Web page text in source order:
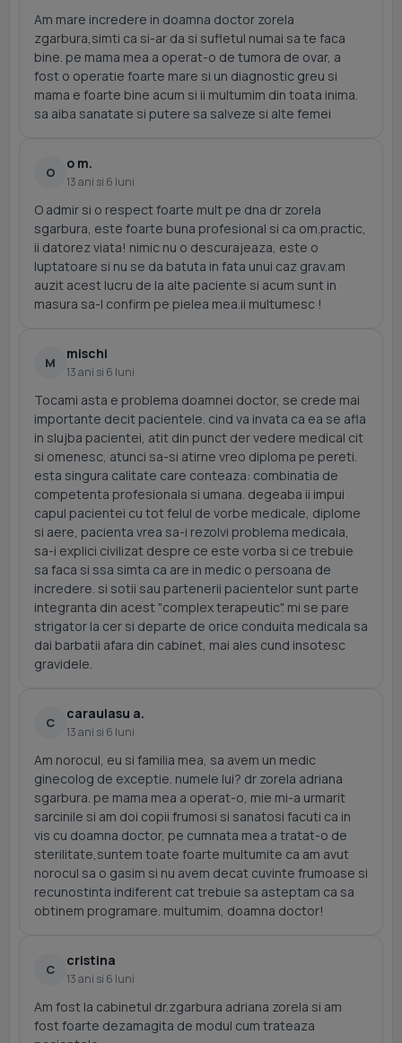
Am mare incredere in doamna doctor zorela
zgarbura,simti ca si-ar da si sufletul numai sa te faca
bine. pe mama mea a operat-o de tumora de ovar, a
fost o operatie foarte mare si un diagnostic greu si
mama e foarte bine acum si ii multumim din toata inima.
sa aiba sanatate si putere sa salveze si alte femei
O
o m.
13 ani si 6 luni
O admir si o respect foarte mult pe dna dr zorela
sgarbura, este foarte buna profesional si ca om.practic,
ii datorez viata! nimic nu o descurajeaza, este o
luptatoare si nu se da batuta in fata unui caz grav.am
auzit acest lucru de la alte paciente si acum sunt in
masura sa-l confirm pe pielea mea.ii multumesc !
M
mischi
13 ani si 6 luni
Tocami asta e problema doamnei doctor, se crede mai
importante decit pacientele. cind va invata ca ea se afla
in slujba pacientei, atit din punct der vedere medical cit
si omenesc, atunci sa-si atirne vreo diploma pe pereti.
esta singura calitate care conteaza: combinatia de
competenta profesionala si umana. degeaba ii impui
capul pacientei cu tot felul de vorbe medicale, diplome
si aere, pacienta vrea sa-i rezolvi problema medicala,
sa-i explici civilizat despre ce este vorba si ce trebuie
sa faca si ssa simta ca are in medic o persoana de
incredere. si sotii sau partenerii pacientelor sunt parte
integranta din acest "complex terapeutic". mi se pare
strigator la cer si departe de orice conduita medicala sa
dai barbatii afara din cabinet, mai ales cund insotesc
gravidele.
C
caraulasu a.
13 ani si 6 luni
Am norocul, eu si familia mea, sa avem un medic
ginecolog de exceptie. numele lui? dr zorela adriana
sgarbura. pe mama mea a operat-o, mie mi-a urmarit
sarcinile si am doi copii frumosi si sanatosi facuti ca in
vis cu doamna doctor, pe cumnata mea a tratat-o de
sterilitate,suntem toate foarte multumite ca am avut
norocul sa o gasim si nu avem decat cuvinte frumoase si
recunostinta indiferent cat trebuie sa asteptam ca sa
obtinem programare. multumim, doamna doctor!
C
cristina
13 ani si 6 luni
Am fost la cabinetul dr.zgarbura adriana zorela si am
fost foarte dezamagita de modul cum trateaza